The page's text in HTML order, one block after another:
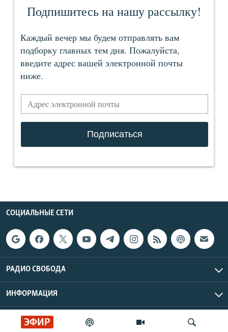
ЭФИР
СОЦИАЛЬНЫЕ СЕТИ
РАДИО СВОБОДА
ИНФОРМАЦИЯ
Радио Свобода © 2026 RFE/RL, Inc. | Все права защищены.